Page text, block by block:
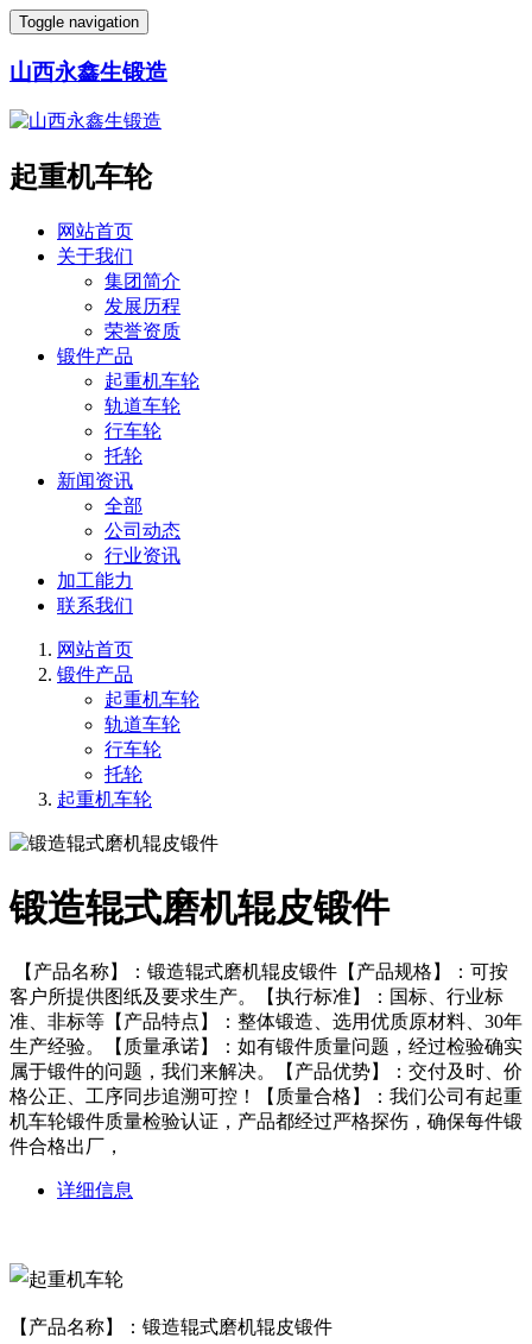
Toggle navigation
山西永鑫生锻造
起重机车轮
网站首页
关于我们
集团简介
发展历程
荣誉资质
锻件产品
起重机车轮
轨道车轮
行车轮
托轮
新闻资讯
全部
公司动态
行业资讯
加工能力
联系我们
网站首页
锻件产品
起重机车轮
轨道车轮
行车轮
托轮
起重机车轮
锻造辊式磨机辊皮锻件
【产品名称】：锻造辊式磨机辊皮锻件【产品规格】：可按
客户所提供图纸及要求生产。【执行标准】：国标、行业标
准、非标等【产品特点】：整体锻造、选用优质原材料、30年
生产经验。【质量承诺】：如有锻件质量问题，经过检验确实
属于锻件的问题，我们来解决。【产品优势】：交付及时、价
格公正、工序同步追溯可控！【质量合格】：我们公司有起重
机车轮锻件质量检验认证，产品都经过严格探伤，确保每件锻
件合格出厂，
详细信息
【产品名称】：锻造辊式磨机辊皮锻件